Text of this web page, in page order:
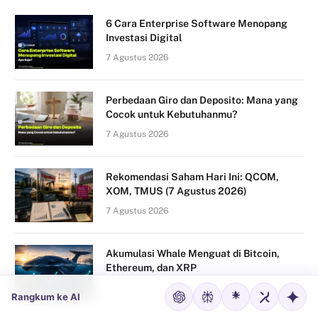
6 Cara Enterprise Software Menopang
Investasi Digital
7 Agustus 2026
Perbedaan Giro dan Deposito: Mana yang
Cocok untuk Kebutuhanmu?
7 Agustus 2026
Rekomendasi Saham Hari Ini: QCOM,
XOM, TMUS (7 Agustus 2026)
7 Agustus 2026
Akumulasi Whale Menguat di Bitcoin,
Ethereum, dan XRP
7 Agustus 2026
Rangkum ke AI